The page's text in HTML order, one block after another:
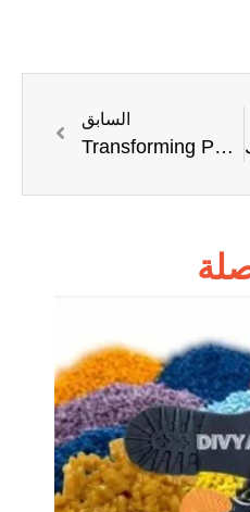
السابق
Transforming PVC: From Raw Material to Finished Products